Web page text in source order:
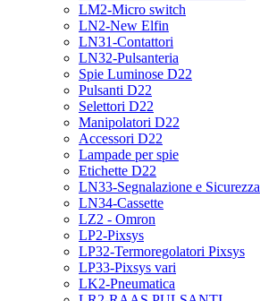
LM2-Micro switch
LN2-New Elfin
LN31-Contattori
LN32-Pulsanteria
Spie Luminose D22
Pulsanti D22
Selettori D22
Manipolatori D22
Accessori D22
Lampade per spie
Etichette D22
LN33-Segnalazione e Sicurezza
LN34-Cassette
LZ2 - Omron
LP2-Pixsys
LP32-Termoregolatori Pixsys
LP33-Pixsys vari
LK2-Pneumatica